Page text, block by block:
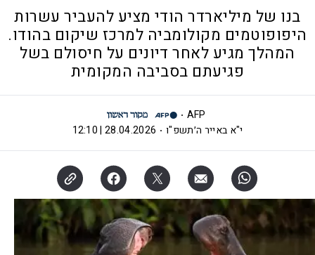
בנו של מיליארדר הודי מציע להעביר עשרות
היפופוטמים מקולומביה למרכז שיקום בהודו.
המהלך מגיע לאחר דיונים על חיסולם בשל
פגיעתם בסביבה המקומית
AFP
י"א באייר ה׳תשפ"ו
28.04.2026 | 12:10